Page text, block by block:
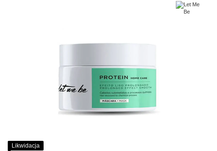
Likwidacja